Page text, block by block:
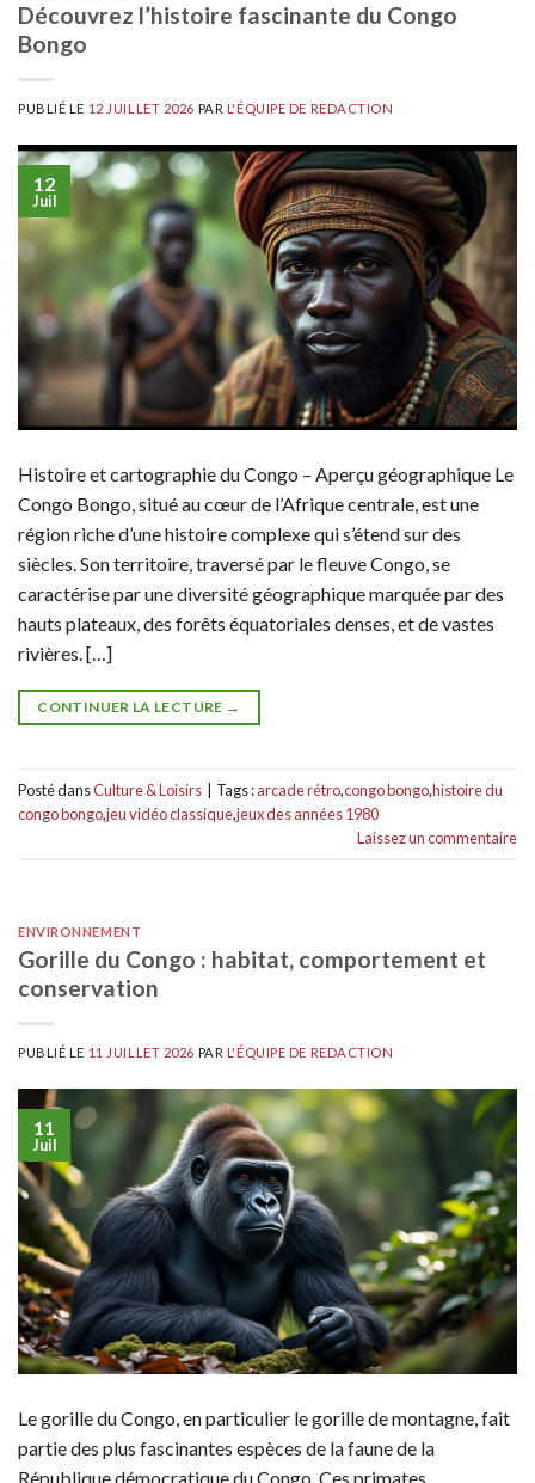
Découvrez l’histoire fascinante du Congo
Bongo
PUBLIÉ LE 12 JUILLET 2026 PAR L'ÉQUIPE DE REDACTION
12
Juil
Histoire et cartographie du Congo – Aperçu géographique Le
Congo Bongo, situé au cœur de l’Afrique centrale, est une
région riche d’une histoire complexe qui s’étend sur des
siècles. Son territoire, traversé par le fleuve Congo, se
caractérise par une diversité géographique marquée par des
hauts plateaux, des forêts équatoriales denses, et de vastes
rivières. […]
CONTINUER LA LECTURE →
Posté dansCulture & Loisirs Tags :arcade rétro,congo bongo,histoire du
congo bongo,jeu vidéo classique,jeux des années 1980
Laissez un commentaire
ENVIRONNEMENT
Gorille du Congo : habitat, comportement et
conservation
PUBLIÉ LE 11 JUILLET 2026 PAR L'ÉQUIPE DE REDACTION
11
Juil
Le gorille du Congo, en particulier le gorille de montagne, fait
partie des plus fascinantes espèces de la faune de la
République démocratique du Congo. Ces primates